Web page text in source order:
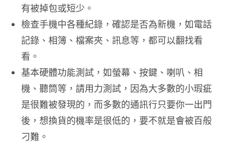
有被掉包或短少。
檢查手機中各種紀錄，確認是否為新機，如電話
記錄、相簿、檔案夾、訊息等，都可以翻找看
看。
基本硬體功能測試，如螢幕、按鍵、喇叭、相
機、聽筒等，請用力測試，因為大多數的小瑕疵
是很難被發現的，而多數的通訊行只要你一出門
後，想換貨的機率是很低的，要不就是會被百般
刁難。